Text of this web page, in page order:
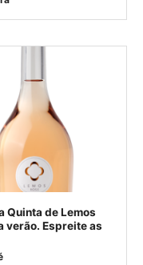
Quinta de Lemos
verão. Espreite as